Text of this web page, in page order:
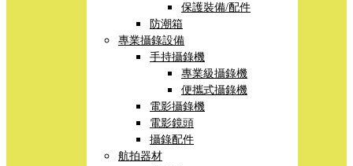
保護裝備/配件
防潮箱
專業攝錄設備
手持攝錄機
專業級攝錄機
便攜式攝錄機
電影攝錄機
電影鏡頭
攝錄配件
航拍器材